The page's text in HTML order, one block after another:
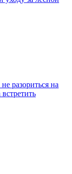
разориться на